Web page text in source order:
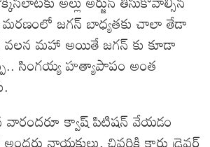
మరణంలో జగన్ బాధ్యతకు చాలా తేడా
వలన మహా అయితే జగన్ కు కూడా
సింగయ్య హత్యాపాపం అంత
వారందరూ క్వాష్ పిటిషన్ వేయడం